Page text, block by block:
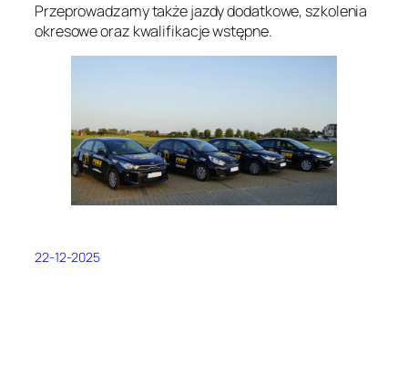
Przeprowadzamy także jazdy dodatkowe, szkolenia
okresowe oraz kwalifikacje wstępne.
22-12-2025